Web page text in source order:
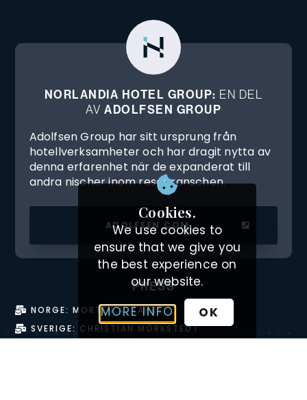
NORLANDIA HOTEL GROUP: EN DEL
AV ADOLFSEN GROUP
Adolfsen Group har sitt ursprung från
hotellverksamheter och har dragit nytta av
denna erfarenhet när de expanderat till
andra nischer inom resebranschen.
ADOLFSEN.COM
PRESS
NORGE: MORTEN A. KAHRS
SVERIGE: CHRISTIAN MÖRKSTEDT
Cookies.
We use cookies to
ensure that we give you
the best experience on
our website.
MORE INFO
OK